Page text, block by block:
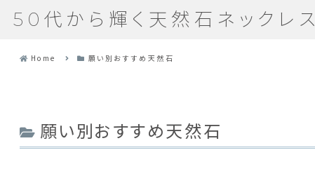
50代から輝く天然石ネックレス
Home 願い別おすすめ天然石
願い別おすすめ天然石